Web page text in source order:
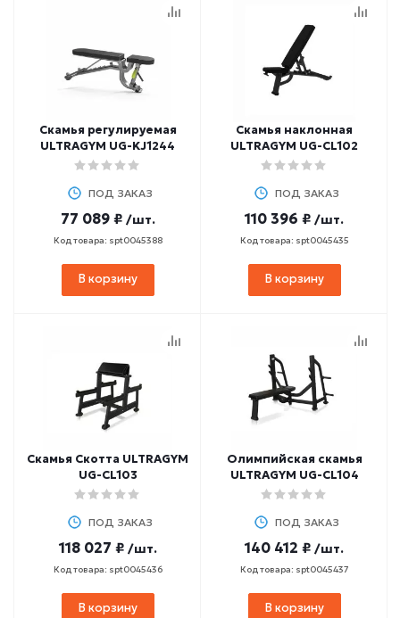
Скамья регулируемая
ULTRAGYM UG-KJ1244
ПОД ЗАКАЗ
77 089 ₽ /шт.
Код товара: spt0045388
В корзину
Скамья наклонная
ULTRAGYM UG-CL102
ПОД ЗАКАЗ
110 396 ₽ /шт.
Код товара: spt0045435
В корзину
Скамья Скотта ULTRAGYM
UG-CL103
ПОД ЗАКАЗ
118 027 ₽ /шт.
Код товара: spt0045436
В корзину
Олимпийская скамья
ULTRAGYM UG-CL104
ПОД ЗАКАЗ
140 412 ₽ /шт.
Код товара: spt0045437
В корзину